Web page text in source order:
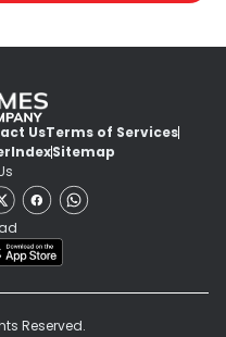
UsTerms of Services
IndexSitemap
Reserved.